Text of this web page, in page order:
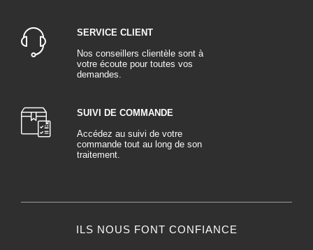
SERVICE CLIENT
Nos conseillers clientèle sont à
votre écoute pour toutes vos
demandes.
SUIVI DE COMMANDE
Accédez au suivi de votre
commande tout au long de son
traitement.
ILS NOUS FONT CONFIANCE